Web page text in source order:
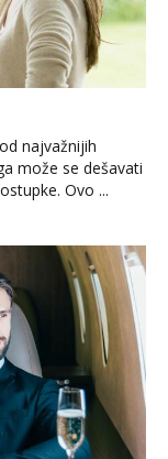
najvažnijih
može se dešavati
Ovo ...